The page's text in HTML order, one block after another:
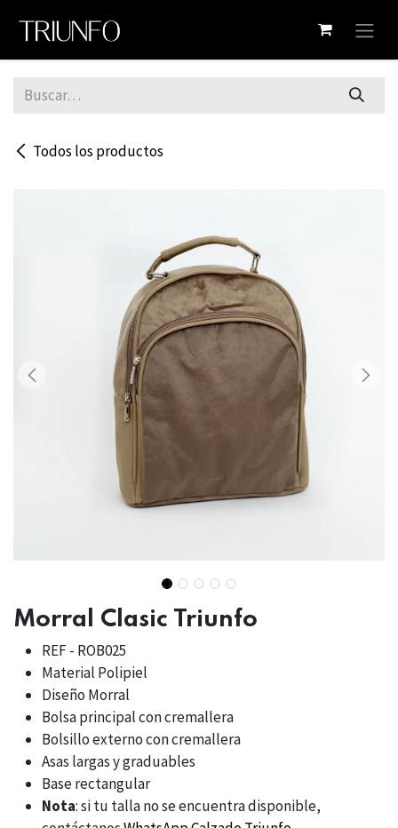
Todos los productos
Morral Clasic Triunfo
REF - ROB025
Material Polipiel
Diseño Morral
Bolsa principal con cremallera
Bolsillo externo con cremallera
Asas largas y graduables
Base rectangular
Nota: si tu talla no se encuentra disponible,